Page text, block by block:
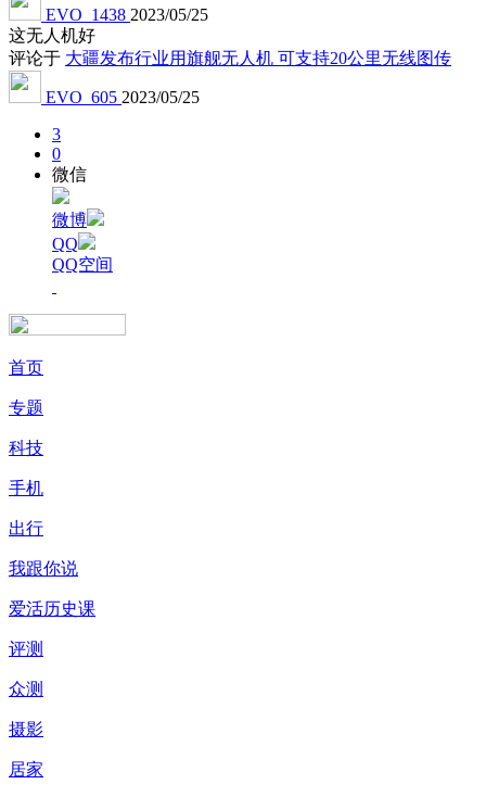
EVO_1438 2023/05/25
这无人机好
评论于 大疆发布行业用旗舰无人机 可支持20公里无线图传
EVO_605 2023/05/25
3
0
微信
微博
QQ
QQ空间
首页
专题
科技
手机
出行
我跟你说
爱活历史课
评测
众测
摄影
居家